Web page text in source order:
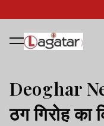
Deoghar
ठग गिरोह का